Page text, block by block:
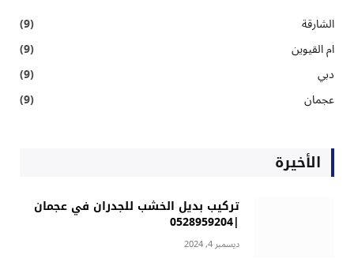
الشارقة
(9)
ام القيوين
(9)
دبي
(9)
عجمان
(9)
الأخيرة
تركيب بديل الخشب للجدران في عجمان
|0528959204
ديسمبر 4, 2024